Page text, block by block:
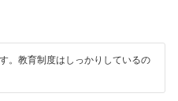
。教育制度はしっかりしているの